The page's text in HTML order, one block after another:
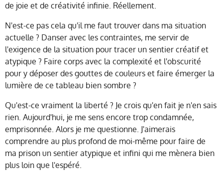
de joie et de créativité infinie. Réellement.
N'est-ce pas cela qu'il me faut trouver dans ma situation
actuelle ? Danser avec les contraintes, me servir de
l'exigence de la situation pour tracer un sentier créatif et
atypique ? Faire corps avec la complexité et l'obscurité
pour y déposer des gouttes de couleurs et faire émerger la
lumière de ce tableau bien sombre ?
Qu'est-ce vraiment la liberté ? Je crois qu'en fait je n'en sais
rien. Aujourd'hui, je me sens encore trop condamnée,
emprisonnée. Alors je me questionne. J'aimerais
comprendre au plus profond de moi-même pour faire de
ma prison un sentier atypique et infini qui me mènera bien
plus loin que l'espéré.